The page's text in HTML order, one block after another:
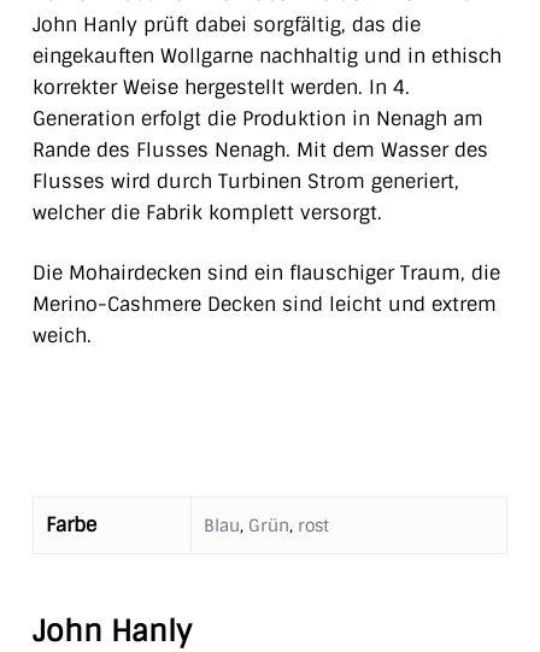
John Hanly prüft dabei sorgfältig, das die
eingekauften Wollgarne nachhaltig und in ethisch
korrekter Weise hergestellt werden. In 4.
Generation erfolgt die Produktion in Nenagh am
Rande des Flusses Nenagh. Mit dem Wasser des
Flusses wird durch Turbinen Strom generiert,
welcher die Fabrik komplett versorgt.
Die Mohairdecken sind ein flauschiger Traum, die
Merino-Cashmere Decken sind leicht und extrem
weich.
Farbe Blau, Grün, rost
John Hanly